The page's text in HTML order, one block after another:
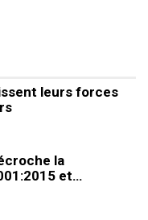
leurs forces
la
et…